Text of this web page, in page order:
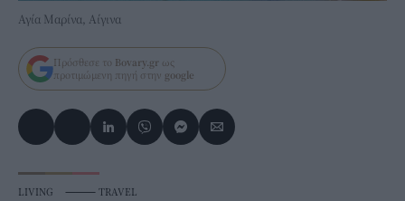
Αγία Μαρίνα, Αίγινα
Πρόσθεσε το Bovary.gr ως
προτιμώμενη πηγή στην google
LIVING ⸻ TRAVEL